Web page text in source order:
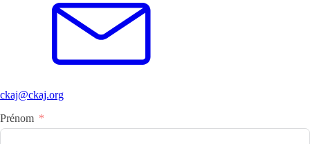
ckaj@ckaj.org
Prénom